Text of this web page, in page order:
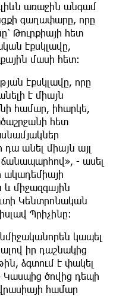
առաջին անգամ
գաղափարը, որը
Թուրքիայի հետ
էքսկլավը,
մասի հետ։
էքսկլավը, որը
է միայն
համար, իհարկե,
հետ
անել միայն այլ
ճանապարհով», - ասել
ակադեմիայի
միջազգային
Կենտրոնական
Պրիչինը։
կապել
իր դաշնակից
ձգտում է փակել
ծովից դեպի
համար